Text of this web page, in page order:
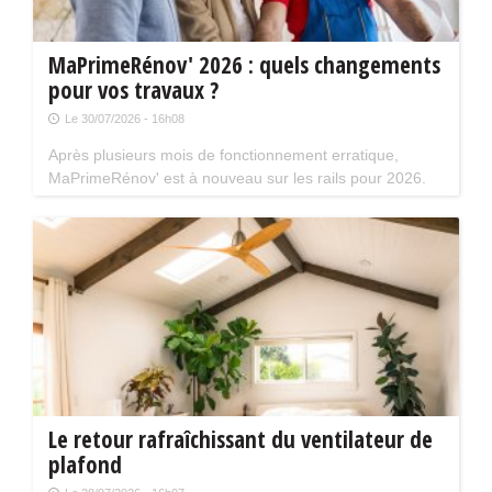
MaPrimeRénov' 2026 : quels changements
pour vos travaux ?
Le 30/07/2026 - 16h08
Après plusieurs mois de fonctionnement erratique,
MaPrimeRénov' est à nouveau sur les rails pour 2026.
limiter le nombre de chantiers éligibles. Tour d'horizon.
Le retour rafraîchissant du ventilateur de
plafond